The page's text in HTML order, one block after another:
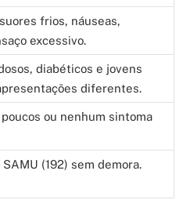
frios, náuseas,
excessivo.
diabéticos e jovens
diferentes.
ou nenhum sintoma
(192) sem demora.